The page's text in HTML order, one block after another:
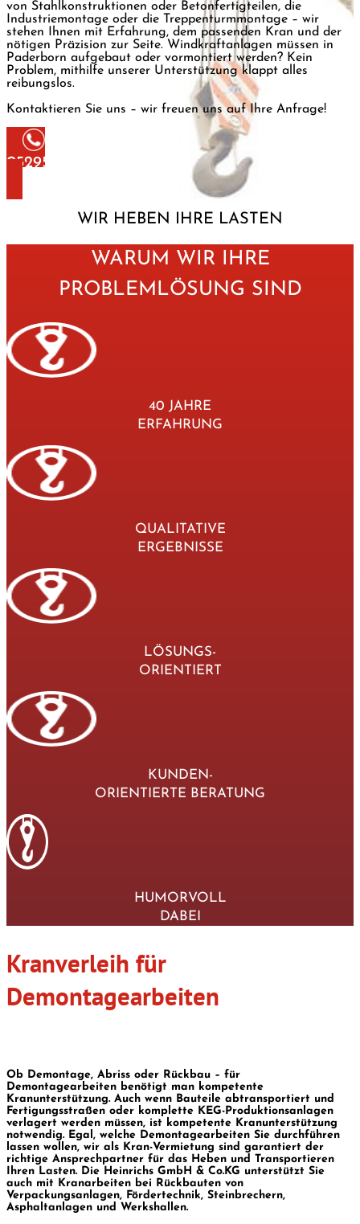
von Stahlkonstruktionen oder Betonfertigteilen, die
Industriemontage oder die Treppenturmmontage – wir
stehen Ihnen mit Erfahrung, dem passenden Kran und der
nötigen Präzision zur Seite. Windkraftanlagen müssen in
Paderborn aufgebaut oder vormontiert werden? Kein
Problem, mithilfe unserer Unterstützung klappt alles
reibungslos.
Kontaktieren Sie uns – wir freuen uns auf Ihre Anfrage!
05295 92 29 002
WIR HEBEN IHRE LASTEN
WARUM WIR IHRE
PROBLEMLÖSUNG SIND
40 JAHRE
ERFAHRUNG
QUALITATIVE
ERGEBNISSE
LÖSUNGS-
ORIENTIERT
KUNDEN-
ORIENTIERTE BERATUNG
HUMORVOLL
DABEI
Kranverleih für
Demontagearbeiten
Ob Demontage, Abriss oder Rückbau – für
Demontagearbeiten benötigt man kompetente
Kranunterstützung. Auch wenn Bauteile abtransportiert und
Fertigungsstraßen oder komplette KEG-Produktionsanlagen
verlagert werden müssen, ist kompetente Kranunterstützung
notwendig. Egal, welche Demontagearbeiten Sie durchführen
lassen wollen, wir als Kran-Vermietung sind garantiert der
richtige Ansprechpartner für das Heben und Transportieren
Ihren Lasten. Die Heinrichs GmbH & Co.KG unterstützt Sie
auch mit Kranarbeiten bei Rückbauten von
Verpackungsanlagen, Fördertechnik, Steinbrechern,
Asphaltanlagen und Werkshallen.